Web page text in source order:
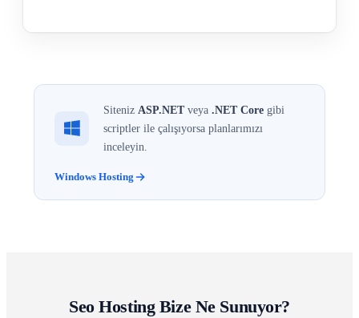
Siteniz ASP.NETveya .NET Core gibi
scriptler ile çalışıyorsa planlarımızı
inceleyin.
Windows Hosting
Seo Hosting Bize Ne Sunuyor?